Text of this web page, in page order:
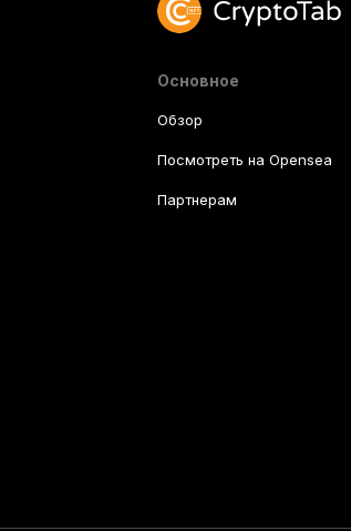
Основное
Обзор
Посмотреть на Opensea
Партнерам